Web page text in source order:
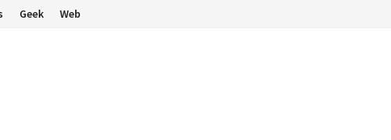
Geek Web